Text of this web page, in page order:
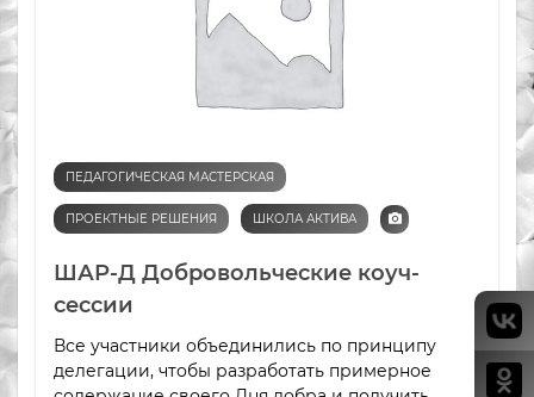
ПЕДАГОГИЧЕСКАЯ МАСТЕРСКАЯ
ПРОЕКТНЫЕ РЕШЕНИЯ ШКОЛА АКТИВА
ШАР-Д Добровольческие коуч-
сессии
Все участники объединились по принципу
делегации, чтобы разработать примерное